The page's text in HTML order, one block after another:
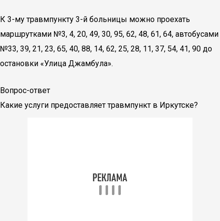
К 3-му травмпункту 3-й больницы можно проехать
маршрутками №3, 4, 20, 49, 30, 95, 62, 48, 61, 64, автобусами
№33, 39, 21, 23, 65, 40, 88, 14, 62, 25, 28, 11, 37, 54, 41, 90 до
остановки «Улица Джамбула».
Вопрос-ответ
Какие услуги предоставляет травмпункт в Иркутске?